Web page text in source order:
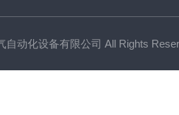
自动化设备有限公司 All Rights